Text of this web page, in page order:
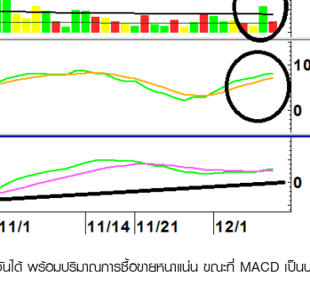
พร้อมปริมาณการซื้อขายหนาแน่น ขณะที่ MACD เป็นบ